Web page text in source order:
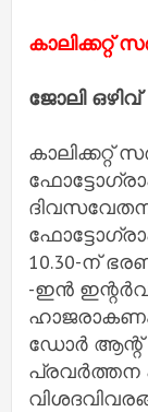
കാലിക്കറ്റ്
ജോലി ഒഴിവ്
കാലിക്കറ്റ്
10.30-ന്
-ഇന്‍
ഡോര്‍ ആന്റ്
പ്രവര്‍ത്തന